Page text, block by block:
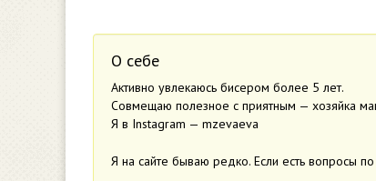
О себе
Активно увлекаюсь бисером более 5 лет.
Совмещаю полезное с приятным — хозяйка
Я в Instagram — mzevaeva
Я на сайте бываю редко. Если есть вопросы